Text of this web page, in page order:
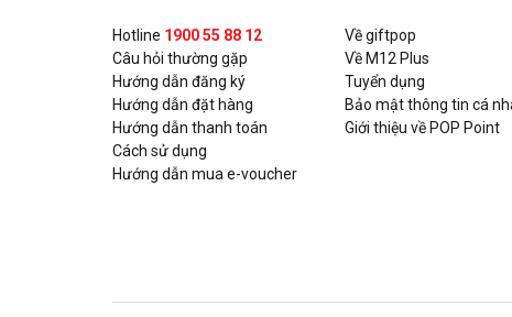
GS25 - Sunrise City
Sunrise _A1.08, khu thương mại, tòa nhà Sunrise
P. Tân Hưng, Quận 7, Hồ Chí Minh
GS25 - Diamond Lotus
49C Lê Quang Kim, P. 8, Quận 8, Hồ Chí Minh
GS25 - La Astoria
Hotline 1900 55 88 12
Câu hỏi thường gặp
Hướng dẫn đăng ký
Hướng dẫn đặt hàng
Hướng dẫn thanh toán
Cách sử dụng
Hướng dẫn mua e-voucher
Về giftpop
Về M12 Plus
Tuyển dụng
Bảo mật thông tin cá
Giới thiệu về POP Point